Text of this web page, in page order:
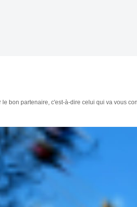
bon partenaire, c'est-à-dire celui qui va vous